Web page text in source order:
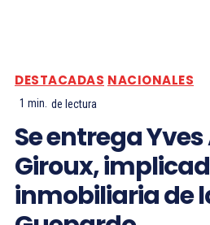
DESTACADAS NACIONALES
1 min. de lectura
Se entrega
Giroux,
inmobiliaria de